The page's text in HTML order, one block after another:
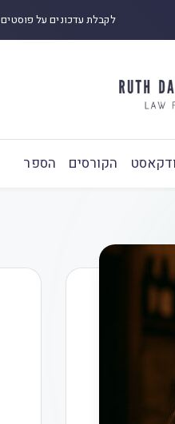
לקבלת עדכונים על
הקורסים הספר